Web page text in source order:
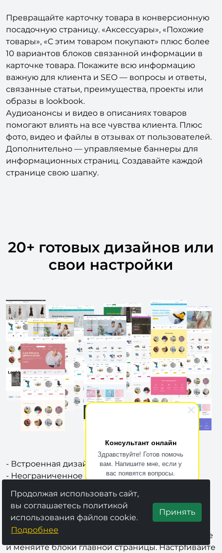
Консультант онлайн
Здравствуйте! Готов помочь
вам. Напишите мне, если у
вас появятся вопросы.
Превращайте карточку товара в конверсионную
посадочную страницу. «Аксессуары», «Похожие
товары», «С этим товаром покупают» плюс более
10 вариантов блоков связанной информации в
карточке товара. Покажите всю информацию
важную для клиента и SEO — вопросы и ответы,
связанные статьи, преимущества, проекты или
образы в lookbook.
Аудиоанонсы и видео в описаниях товаров
помогают влиять на все чувства клиента. Плюс
фото, видео и файлы в отзывах от пользователей.
Дополнительно — управляемые баннеры для
информационных страниц. Создавайте каждой
странице свою шапку.
20+ готовых дизайнов или
свои настройки
- Встроенная дизайн система
- Неограниченное количество цветов
своих стилей
- Готовые дизайны для быстрого старта
Более 100 настроек
. Перетаскивайте, отключайте
и меняйте блоки главной страницы. Настрfивайте
Продолжая использовать сайт,
вы соглашаетесь политикой
использования файлов cookie.
Подробнее
Принять